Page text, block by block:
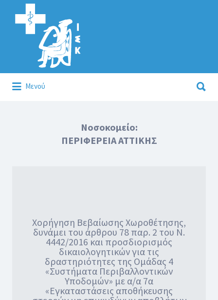
Αναζήτηση
για:
Μενού
για:
Νοσοκομείο:
ΠΕΡΙΦΕΡΕΙΑ ΑΤΤΙΚΗΣ
Χορήγηση Βεβαίωσης Χωροθέτησης,
δυνάμει του άρθρου 78 παρ. 2 του Ν.
4442/2016 και προσδιορισμός
δικαιολογητικών για τις
δραστηριότητες της Ομάδας 4
«Συστήματα Περιβαλλοντικών
Υποδομών» με α/α 7α
«Εγκαταστάσεις αποθήκευσης